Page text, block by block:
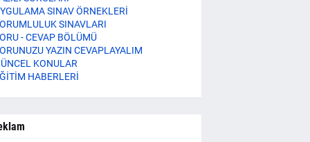
SINAV ÖRNEKLERİ
SINAVLARI
- CEVAP BÖLÜMÜ
YAZIN CEVAPLAYALIM
KONULAR
HABERLERİ